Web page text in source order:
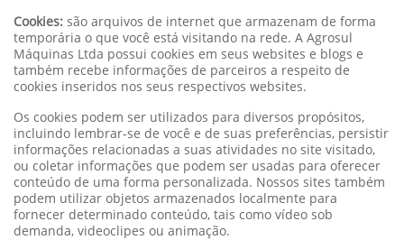
Cookies: são arquivos de internet que armazenam de forma
temporária o que você está visitando na rede. A Agrosul
Máquinas Ltda possui cookies em seus websites e blogs e
também recebe informações de parceiros a respeito de
cookies inseridos nos seus respectivos websites.
Os cookies podem ser utilizados para diversos propósitos,
incluindo lembrar-se de você e de suas preferências, persistir
informações relacionadas a suas atividades no site visitado,
ou coletar informações que podem ser usadas para oferecer
conteúdo de uma forma personalizada. Nossos sites também
podem utilizar objetos armazenados localmente para
fornecer determinado conteúdo, tais como vídeo sob
demanda, videoclipes ou animação.